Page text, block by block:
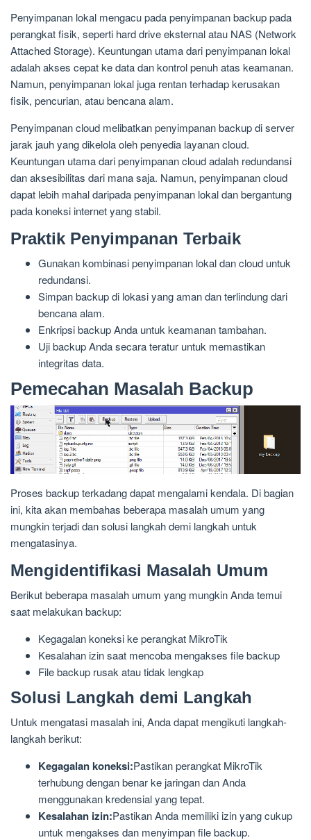
Penyimpanan lokal mengacu pada penyimpanan backup pada
perangkat fisik, seperti hard drive eksternal atau NAS (Network
Attached Storage). Keuntungan utama dari penyimpanan lokal
adalah akses cepat ke data dan kontrol penuh atas keamanan.
Namun, penyimpanan lokal juga rentan terhadap kerusakan
fisik, pencurian, atau bencana alam.
Penyimpanan cloud melibatkan penyimpanan backup di server
jarak jauh yang dikelola oleh penyedia layanan cloud.
Keuntungan utama dari penyimpanan cloud adalah redundansi
dan aksesibilitas dari mana saja. Namun, penyimpanan cloud
dapat lebih mahal daripada penyimpanan lokal dan bergantung
pada koneksi internet yang stabil.
Praktik Penyimpanan Terbaik
Gunakan kombinasi penyimpanan lokal dan cloud untuk
redundansi.
Simpan backup di lokasi yang aman dan terlindung dari
bencana alam.
Enkripsi backup Anda untuk keamanan tambahan.
Uji backup Anda secara teratur untuk memastikan
integritas data.
Pemecahan Masalah Backup
Proses backup terkadang dapat mengalami kendala. Di bagian
ini, kita akan membahas beberapa masalah umum yang
mungkin terjadi dan solusi langkah demi langkah untuk
mengatasinya.
Mengidentifikasi Masalah Umum
Berikut beberapa masalah umum yang mungkin Anda temui
saat melakukan backup:
Kegagalan koneksi ke perangkat MikroTik
Kesalahan izin saat mencoba mengakses file backup
File backup rusak atau tidak lengkap
Solusi Langkah demi Langkah
Untuk mengatasi masalah ini, Anda dapat mengikuti langkah-
langkah berikut:
Kegagalan koneksi:Pastikan perangkat MikroTik
terhubung dengan benar ke jaringan dan Anda
menggunakan kredensial yang tepat.
Kesalahan izin:Pastikan Anda memiliki izin yang cukup
untuk mengakses dan menyimpan file backup.